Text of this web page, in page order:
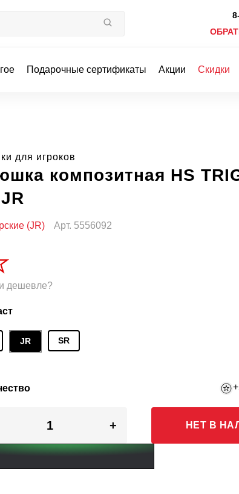
Подарочные сертификаты Акции Скидки
для игроков
композитная HS
(JR) Арт. 5556092
дешевле?
JR SR
+ НЕТ В